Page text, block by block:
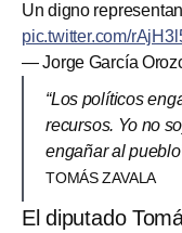
Un digno
pic.twitter.com/
— Jorge García
“Los políticos
recursos. Yo no
engañar al
TOMÁS ZAVALA
El diputado